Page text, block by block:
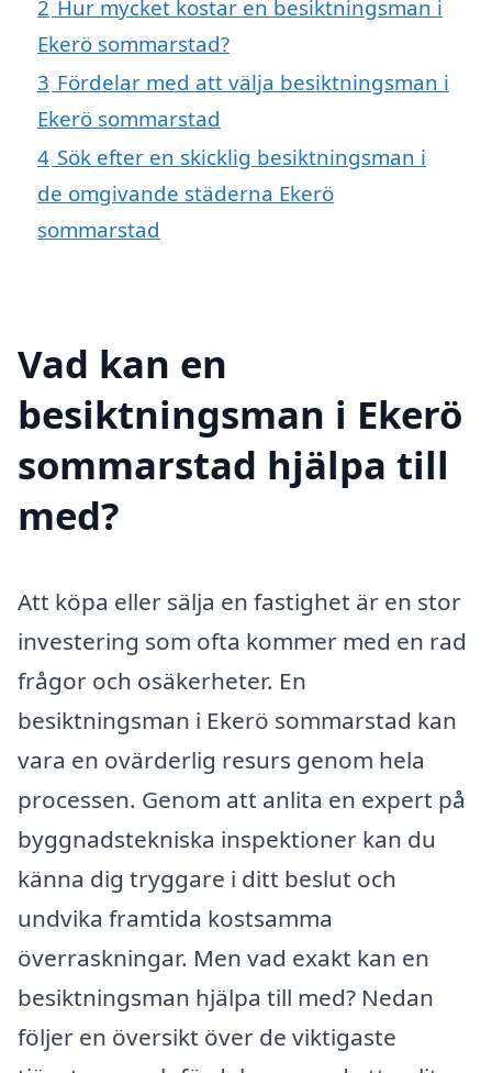
2 Hur mycket kostar en besiktningsman i
Ekerö sommarstad?
3 Fördelar med att välja besiktningsman i
Ekerö sommarstad
4 Sök efter en skicklig besiktningsman i
de omgivande städerna Ekerö
sommarstad
Vad kan en
besiktningsman i Ekerö
sommarstad hjälpa till
med?
Att köpa eller sälja en fastighet är en stor
investering som ofta kommer med en rad
frågor och osäkerheter. En
besiktningsman i Ekerö sommarstad kan
vara en ovärderlig resurs genom hela
processen. Genom att anlita en expert på
byggnadstekniska inspektioner kan du
känna dig tryggare i ditt beslut och
undvika framtida kostsamma
överraskningar. Men vad exakt kan en
besiktningsman hjälpa till med? Nedan
följer en översikt över de viktigaste